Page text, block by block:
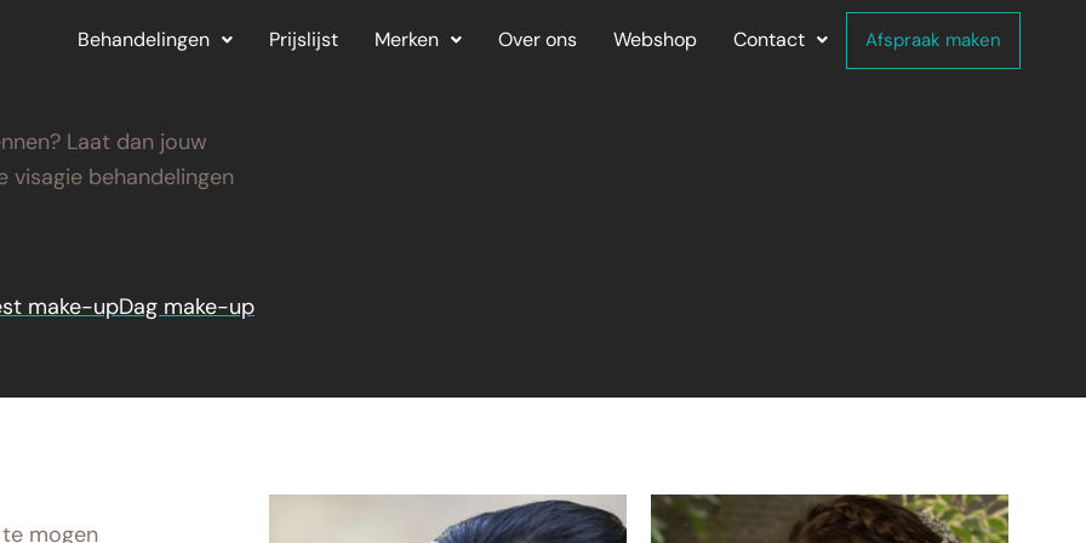
Behandelingen Prijslijst Merken Over ons Webshop Contact Afspraak maken
Laat dan jouw
visagie behandelingen
make-upDag make-up
mogen